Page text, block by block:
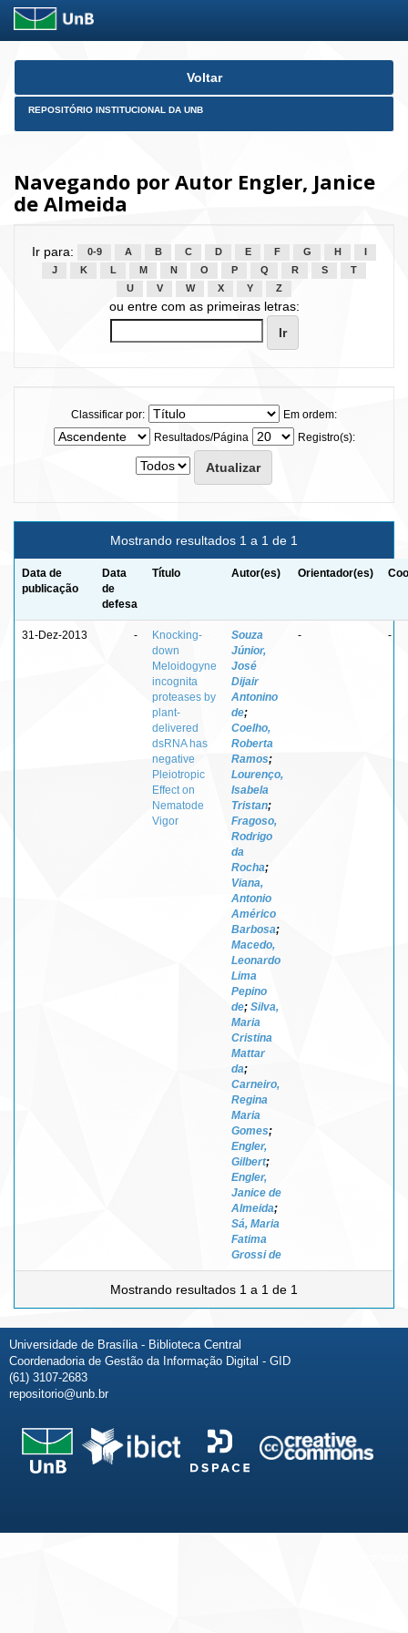
Skip
Voltar
REPOSITÓRIO INSTITUCIONAL DA UNB
Navegando por Autor Engler, Janice
de Almeida
Ir para: 0-9 A B C D E F G H
J
K L M N O P Q R S
T
U
V W X Y Z
ou entre com as primeiras letras:
Classificar por:
Em ordem:
Resultados/Página
Registro(s):
Mostrando resultados 1 a 1 de 1
Data de
publicação
Data
de
defesa
Título Autor(es) Orientador(es)
31-Dez-2013 -
Knocking-
down
Meloidogyne
incognita
proteases by
plant-
delivered
dsRNA has
negative
Pleiotropic
Effect on
Nematode
Vigor
Souza
Júnior,
José
Dijair
Antonino
de;
Coelho,
Roberta
Ramos;
Lourenço,
Isabela
Tristan;
Fragoso,
Rodrigo
da
Rocha;
Viana,
Antonio
Américo
Barbosa;
Macedo,
Leonardo
Lima
Pepino
de; Silva,
Maria
Cristina
Mattar
da;
Carneiro,
Regina
Maria
Gomes;
Engler,
Gilbert;
Engler,
Janice de
Almeida;
Sá, Maria
Fatima
Grossi de
- -
Mostrando resultados 1 a 1 de 1
Universidade de Brasília - Biblioteca Central
Coordenadoria de Gestão da Informação Digital - GID
(61) 3107-2683
repositorio@unb.br